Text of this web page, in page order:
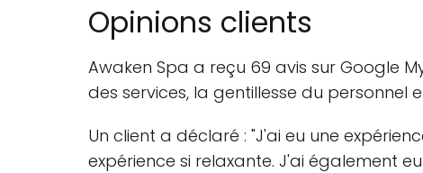
Opinions clients
Awaken Spa a reçu 69 avis sur Google
des services, la gentillesse du
Un client a déclaré : "J'ai eu une
expérience si relaxante. J'ai également